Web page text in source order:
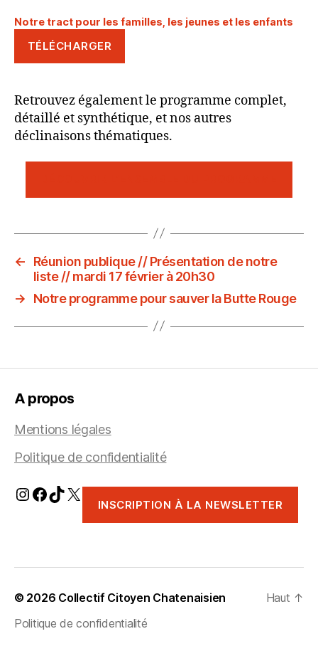
Notre tract pour les familles, les jeunes et les enfants
TÉLÉCHARGER
Retrouvez également le programme complet,
détaillé et synthétique, et nos autres
déclinaisons thématiques.
←
Réunion publique // Présentation de notre
liste // mardi 17 février à 20h30
→
Notre programme pour sauver la Butte Rouge
A propos
Mentions légales
Politique de confidentialité
Instagram
Facebook
TikTok
X
INSCRIPTION À LA NEWSLETTER
© 2026 Collectif Citoyen Chatenaisien
Politique de confidentialité
Haut ↑